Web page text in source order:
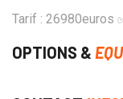
Tarif : 26980euros
OPTIONS &